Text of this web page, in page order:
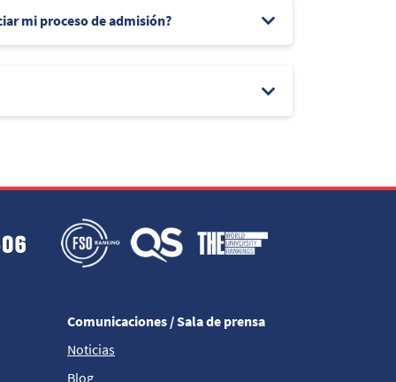
mi proceso de admisión?
Comunicaciones / Sala de prensa
Noticias
Blog